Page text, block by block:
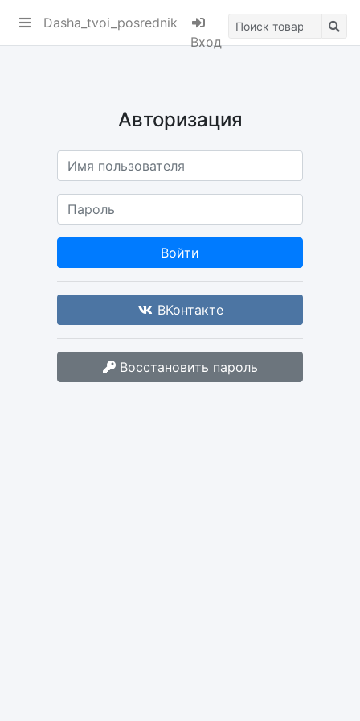
Dasha_tvoi_posrednik
Вход
Авторизация
Войти
ВКонтакте
Восстановить пароль